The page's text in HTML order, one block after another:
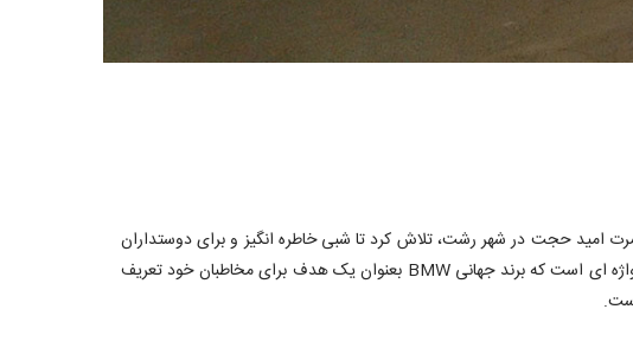
امید حجت در شهر رشت، تلاش کرد تا شبی خاطره انگیز و برای دوستداران
برند محبوب BMW ایجاد نماید. این کنسرت ها با تعامل و همکاری صمیمانه نمایندگان محترم این شهر برگزار شد. "ایجاد لذت" کلید واژه ای است که برند جهانی BMW بعنوان یک هدف برای مخاطبان خود تعریف